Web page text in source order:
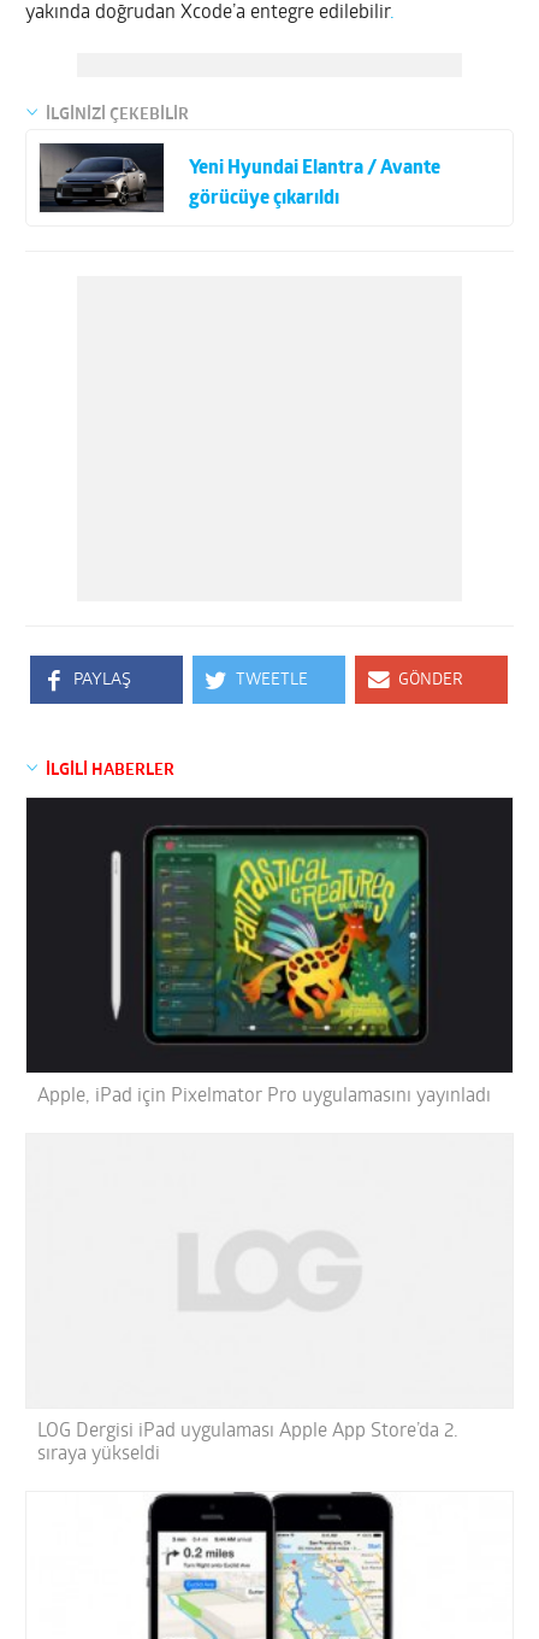
yakında doğrudan Xcode’a entegre edilebilir.
İLGİNİZİ ÇEKEBİLİR
Yeni Hyundai Elantra / Avante
görücüye çıkarıldı
PAYLAŞ TWEETLE GÖNDER
İLGİLİ HABERLER
Apple, iPad için Pixelmator Pro uygulamasını yayınladı
LOG Dergisi iPad uygulaması Apple App Store’da 2.
sıraya yükseldi